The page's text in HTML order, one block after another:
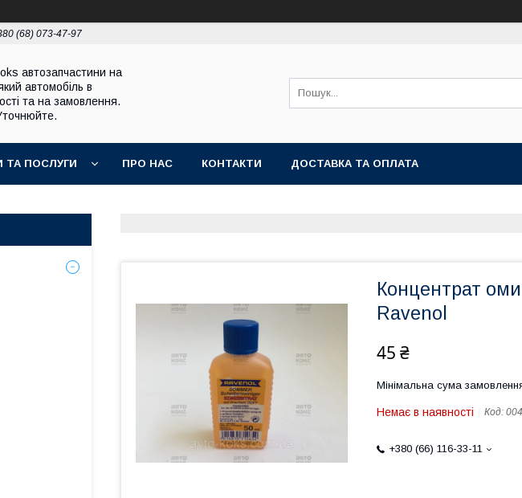
(68) 073-47-97
автозапчастини на
автомобіль в
та на замовлення.
ТА ПОСЛУГИ ПРО НАС КОНТАКТИ ДОСТАВКА ТА ОПЛАТА
Концентрат
Ravenol
45 ₴
Мінімальна сума
Немає в наявності Код:
+380 (66) 116-33-11